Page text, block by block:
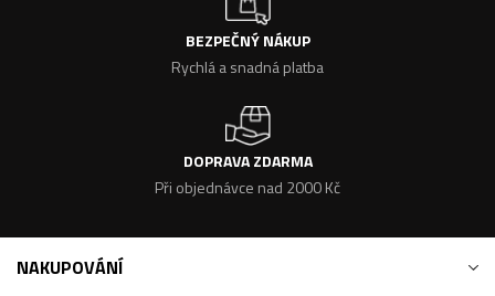
BEZPEČNÝ NÁKUP
Rychlá a snadná platba
DOPRAVA ZDARMA
Při objednávce nad 2000 Kč
NAKUPOVÁNÍ